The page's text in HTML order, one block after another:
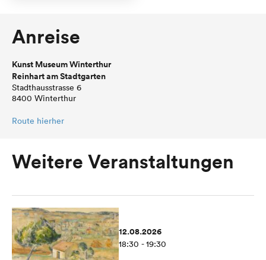
Anreise
Kunst Museum Winterthur
Reinhart am Stadtgarten
Stadthausstrasse 6
8400 Winterthur
Route hierher
Weitere Veranstaltungen
12.08.2026
18:30 - 19:30